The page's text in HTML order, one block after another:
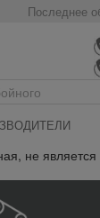
Последнее
является